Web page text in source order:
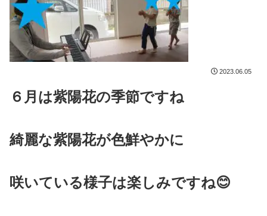
2023.06.05
６月は紫陽花の季節ですね
綺麗な紫陽花が色鮮やかに
咲いている様子は楽しみですね😊